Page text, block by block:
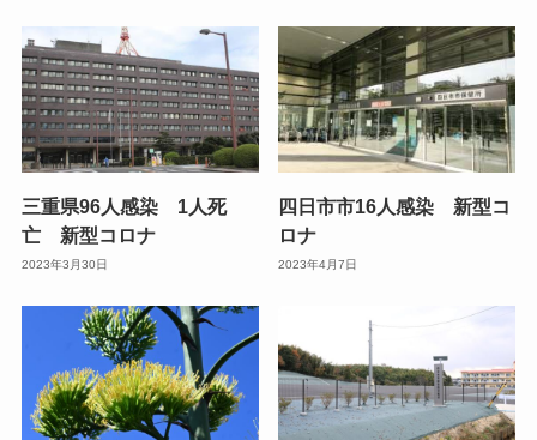
三重県96人感染 1人死
亡 新型コロナ
2023年3月30日
四日市市16人感染 新型コ
ロナ
2023年4月7日